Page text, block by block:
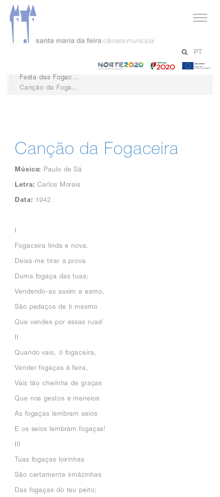
PT
Norte
Portugal
serviços
Festa das Fogaceiras
Canção da Fogaceira
Canção da Fogaceira
Música: Paulo de Sá
Letra: Carlos Morais
Data: 1942
I
Fogaceira linda e nova,
Deixa-me tirar a prova
Duma fogaça das tuas;
Vendendo-as assim a esmo,
São pedaços de ti mesmo
Que vendes por essas ruas!
II
Quando vais, ó fogaceira,
Vender fogaças à feira,
Vais tão cheiinha de graças
Que nos gestos e meneios
As fogaças lembram seios
E os seios lembram fogaças!
III
Tuas fogaças loirinhas
São certamente irmãzinhas
Das fogaças do teu peito;